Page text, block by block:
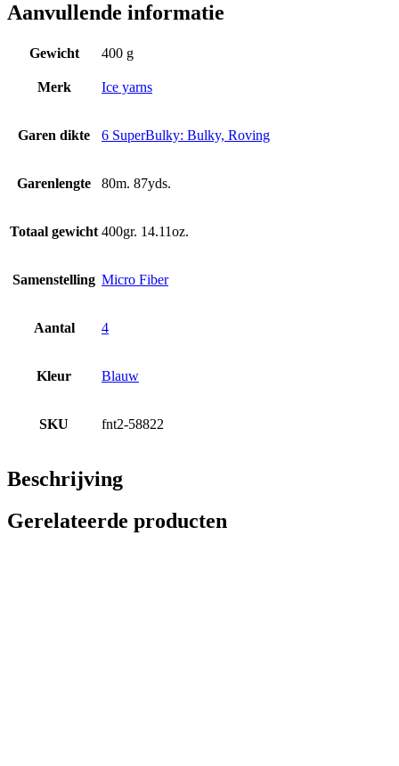
Aanvullende informatie
Gewicht 400 g
Merk Ice yarns
Garen dikte 6 SuperBulky: Bulky, Roving
Garenlengte 80m. 87yds.
Totaal gewicht 400gr. 14.11oz.
Samenstelling Micro Fiber
Aantal 4
Kleur Blauw
SKU fnt2-58822
Beschrijving
Gerelateerde producten